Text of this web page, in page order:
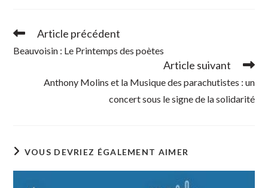
Read
articles
Article précédent
Beauvoisin : Le Printemps des poètes
Article suivant
Anthony Molins et la Musique des parachutistes : un
concert sous le signe de la solidarité
VOUS DEVRIEZ ÉGALEMENT AIMER